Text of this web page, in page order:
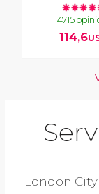
4715
114,6
London